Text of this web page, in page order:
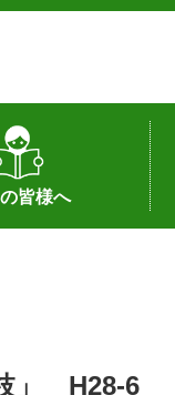
皆様へ
関する新技術
新技術
する新技術
る新技術
する新技術
新技術
関する豆知識
る豆知識
豆知識
豆知識
業環境・機械関係
する豆知識
する豆知識
」 H28-6